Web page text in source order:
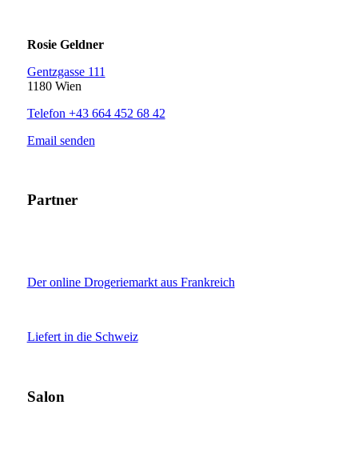
Rosie Geldner
Gentzgasse 111
1180 Wien
Telefon +43 664 452 68 42
Email senden
Partner
Der online Drogeriemarkt aus Frankreich
Liefert in die Schweiz
Salon